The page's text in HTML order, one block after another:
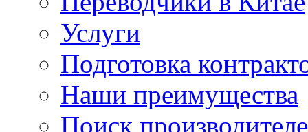
Услуги
Подготовка
Наши преимущества
Поиск